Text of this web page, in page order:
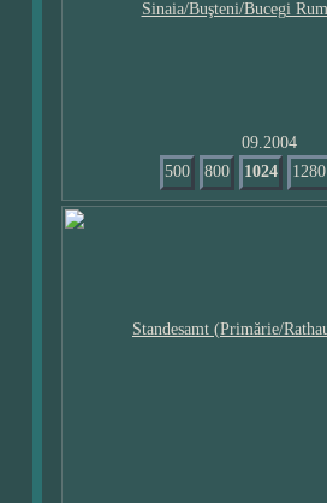
09.2004
500
800 1024 1280